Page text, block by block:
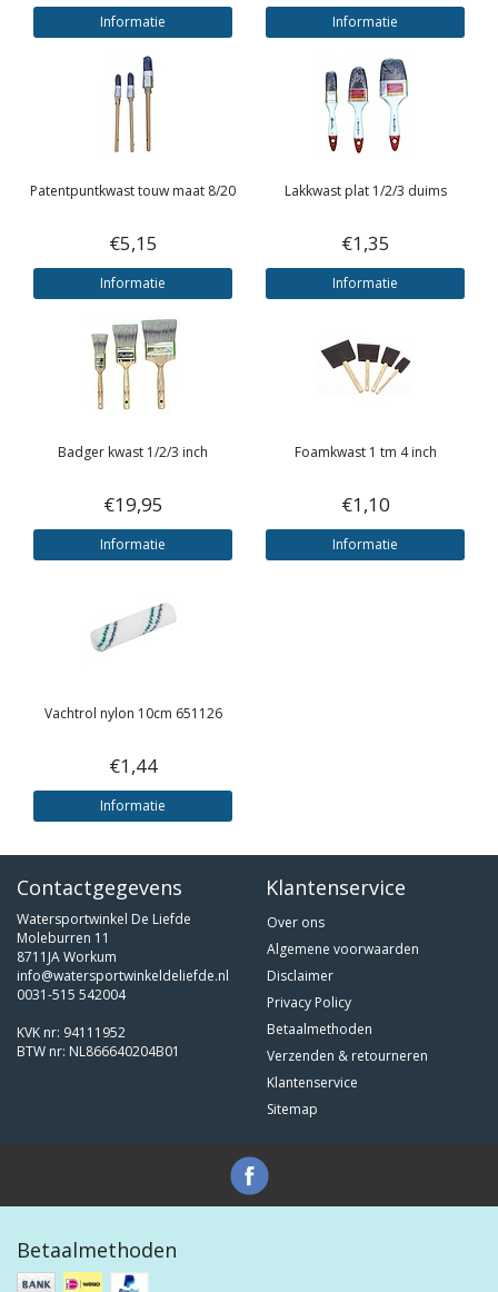
Informatie Informatie
Patentpuntkwast touw maat 8/20
€5,15
Informatie
Lakkwast plat 1/2/3 duims
€1,35
Informatie
Badger kwast 1/2/3 inch
€19,95
Informatie
Foamkwast 1 tm 4 inch
€1,10
Informatie
Vachtrol nylon 10cm 651126
€1,44
Informatie
Contactgegevens
Watersportwinkel De Liefde
Moleburren 11
8711JA Workum
info@watersportwinkeldeliefde.nl
0031-515 542004
KVK nr: 94111952
BTW nr: NL866640204B01
Klantenservice
Over ons
Algemene voorwaarden
Disclaimer
Privacy Policy
Betaalmethoden
Verzenden & retourneren
Klantenservice
Sitemap
Betaalmethoden